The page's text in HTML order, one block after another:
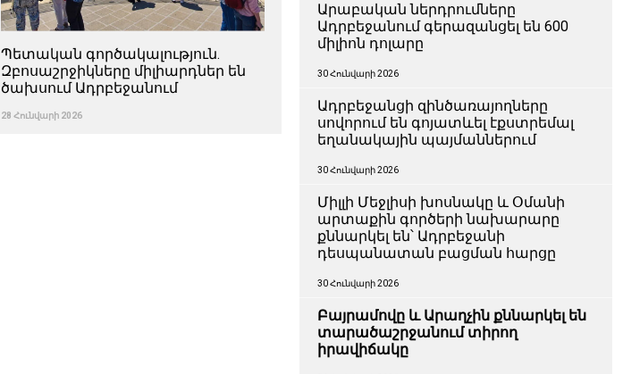
Պետական ​​գործակալություն.
Զբոսաշրջիկները միլիարդներ են
ծախսում Ադրբեջանում
28 Հունվարի 2026
Արաբական ներդրումները
Ադրբեջանում գերազանցել են 600
միլիոն դոլարը
30 Հունվարի 2026
Ադրբեջանցի զինծառայողները
սովորում են գոյատևել էքստրեմալ
եղանակային պայմաններում
30 Հունվարի 2026
Միլլի Մեջլիսի խոսնակը և Օմանի
արտաքին գործերի նախարարը
քննարկել են՝ Ադրբեջանի
դեսպանատան բացման հարցը
30 Հունվարի 2026
Բայրամովը և Արաղչին քննարկել են
տարածաշրջանում տիրող
իրավիճակը